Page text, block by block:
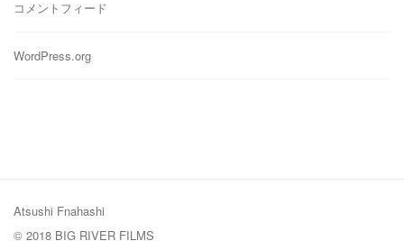
コメントフィード
WordPress.org
Atsushi Fnahashi
© 2018 BIG RIVER FILMS